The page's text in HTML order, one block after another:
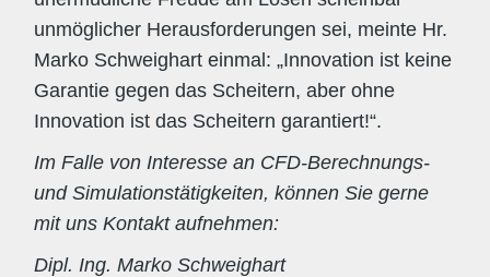
unmöglicher Herausforderungen sei, meinte Hr.
Marko Schweighart einmal: „Innovation ist keine
Garantie gegen das Scheitern, aber ohne
Innovation ist das Scheitern garantiert!“.
Im Falle von Interesse an CFD-Berechnungs-
und Simulationstätigkeiten, können Sie gerne
mit uns Kontakt aufnehmen:
Dipl. Ing. Marko Schweighart